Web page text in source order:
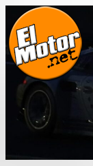
Saltar
contenido
El Motor punto Net
Información sobre